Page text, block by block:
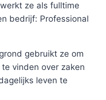
ze als fulltime
bedrijf: Professional
gebruikt ze om
vinden over zaken
leven te